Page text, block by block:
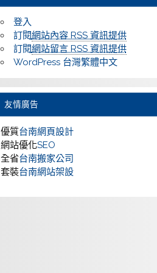
登入
訂閱網站內容 RSS 資訊提供
訂閱網站留言 RSS 資訊提供
WordPress 台灣繁體中文
友情廣告
優質台南網頁設計
網站優化SEO
全省台南搬家公司
套裝台南網站架設